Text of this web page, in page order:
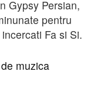
Gypsy Persian,
pentru
Fa si Si.
muzica